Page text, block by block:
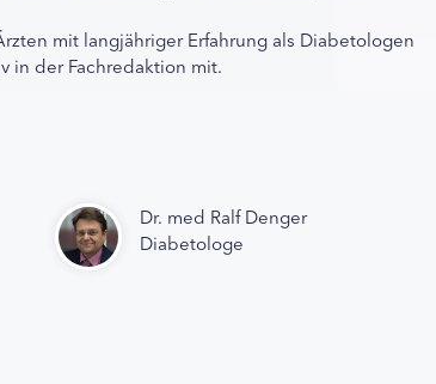
mit langjähriger Erfahrung als Diabetologen
in der Fachredaktion mit.
Dr. med Ralf Denger
Diabetologe